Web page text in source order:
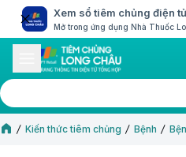
Xem sổ tiêm chủng điện tử
Mở trong ứng dụng Nhà Thuốc
Kiến thức tiêm chủng Bệnh